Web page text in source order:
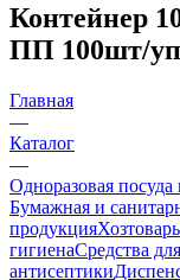
Контейнер
ПП 100шт/
Главная
—
Каталог
—
Одноразовая посуда
Бумажная и
продукция
гигиенаСредства
антисептики